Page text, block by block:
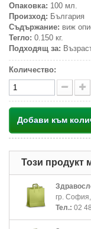
Опаковка: 100 мл.
Произход: България
Съдържание: виж
Тегло: 0.150 кг.
Подходящ за:
Количество:
Добави към
Този продукт
гр.
Тел.: 02